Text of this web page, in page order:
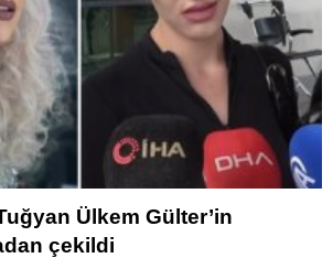
Ülkem Gülter’in
çekildi